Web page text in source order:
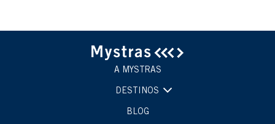
A MYSTRAS
DESTINOS
BLOG